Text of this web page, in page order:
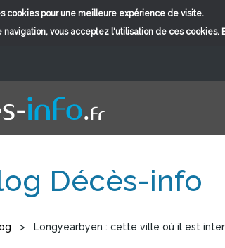
cookies pour une meilleure expérience de visite.
navigation, vous acceptez l'utilisation de ces cookies.
Décès-info
ici
> Longyearbyen : cette ville où il est